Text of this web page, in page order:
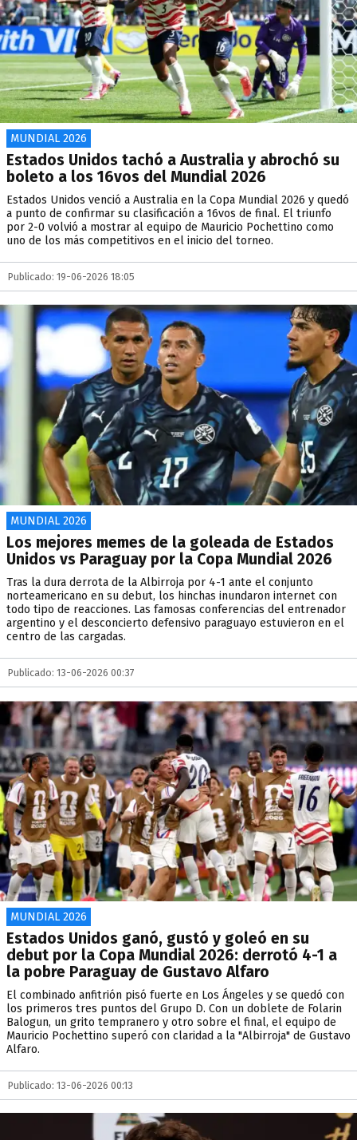
MUNDIAL 2026
Estados Unidos tachó a Australia y abrochó su
boleto a los 16vos del Mundial 2026
Estados Unidos venció a Australia en la Copa Mundial 2026 y quedó
a punto de confirmar su clasificación a 16vos de final. El triunfo
por 2-0 volvió a mostrar al equipo de Mauricio Pochettino como
uno de los más competitivos en el inicio del torneo.
Publicado: 19-06-2026 18:05
MUNDIAL 2026
Los mejores memes de la goleada de Estados
Unidos vs Paraguay por la Copa Mundial 2026
Tras la dura derrota de la Albirroja por 4-1 ante el conjunto
norteamericano en su debut, los hinchas inundaron internet con
todo tipo de reacciones. Las famosas conferencias del entrenador
argentino y el desconcierto defensivo paraguayo estuvieron en el
centro de las cargadas.
Publicado: 13-06-2026 00:37
MUNDIAL 2026
Estados Unidos ganó, gustó y goleó en su
debut por la Copa Mundial 2026: derrotó 4-1 a
la pobre Paraguay de Gustavo Alfaro
El combinado anfitrión pisó fuerte en Los Ángeles y se quedó con
los primeros tres puntos del Grupo D. Con un doblete de Folarin
Balogun, un grito tempranero y otro sobre el final, el equipo de
Mauricio Pochettino superó con claridad a la "Albirroja" de Gustavo
Alfaro.
Publicado: 13-06-2026 00:13